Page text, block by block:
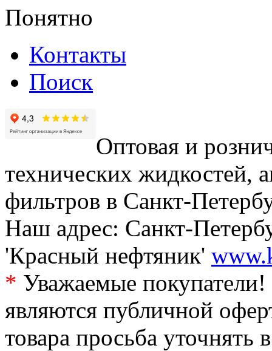
Понятно
Контакты
Поиск
Оптовая и
технических жидкостей,
фильтров в Санкт-
Наш адрес: Санкт-
'Красный нефтяник'
* Уважаемые
являются публичной
товара просьба уточнять